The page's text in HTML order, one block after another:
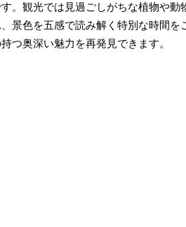
。観光では見過ごしがちな植物や動
景色を五感で読み解く特別な時間を
つ奥深い魅力を再発見できます。